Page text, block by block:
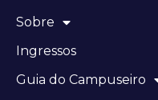
Sobre
Ingressos
Guia do Campuseiro